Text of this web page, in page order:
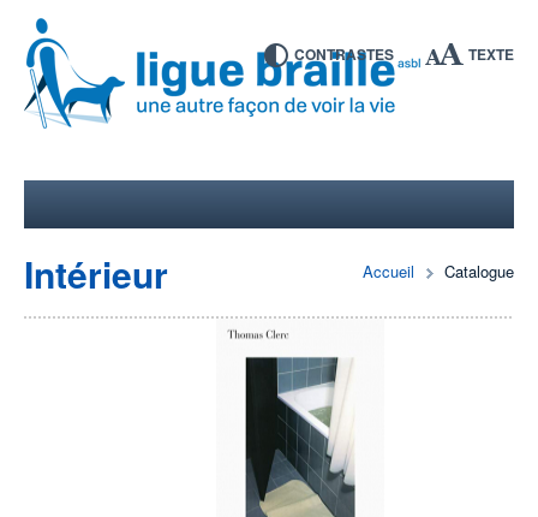
CONTRASTES TEXTE
Accueil Catalogue
Intérieur